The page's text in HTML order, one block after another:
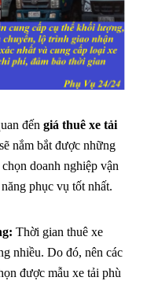
đến giá thuê xe tải
nắm bắt được những
doanh nghiệp vận
phục vụ tốt nhất.
Thời gian thuê xe
nhiều. Do đó, nên các
được mẫu xe tải phù